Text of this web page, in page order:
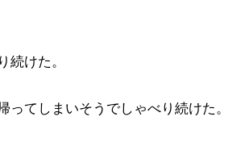
けた。
ってしまいそうでしゃべり続けた。